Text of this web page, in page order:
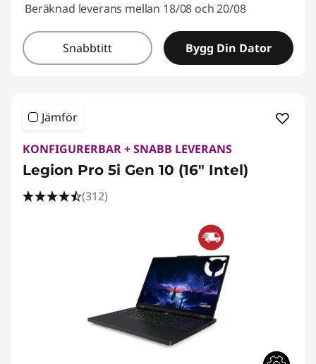
Beräknad leverans mellan 18/08 och 20/08
Snabbtitt Bygg Din Dator
Jämför
KONFIGURERBAR + SNABB LEVERANS
Legion Pro 5i Gen 10 (16" Intel)
(312)